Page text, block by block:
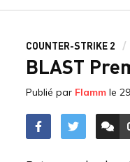
COUNTER-STRIKE 2
BLAST
Publié par Flamm le